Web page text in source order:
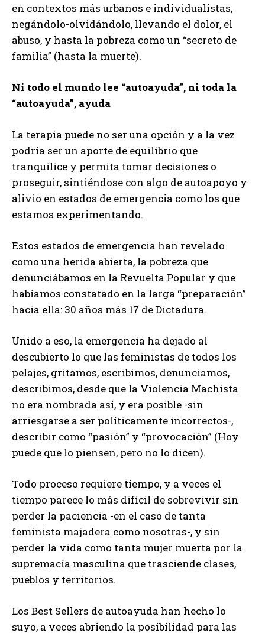
en contextos más urbanos e individualistas,
negándolo-olvidándolo, llevando el dolor, el
abuso, y hasta la pobreza como un “secreto de
familia” (hasta la muerte).
Ni todo el mundo lee “autoayuda”, ni toda la
“autoayuda”, ayuda
La terapia puede no ser una opción y a la vez
podría ser un aporte de equilibrio que
tranquilice y permita tomar decisiones o
proseguir, sintiéndose con algo de autoapoyo y
alivio en estados de emergencia como los que
estamos experimentando.
Estos estados de emergencia han revelado
como una herida abierta, la pobreza que
denunciábamos en la Revuelta Popular y que
habíamos constatado en la larga “preparación”
hacia ella: 30 años más 17 de Dictadura.
Unido a eso, la emergencia ha dejado al
descubierto lo que las feministas de todos los
pelajes, gritamos, escribimos, denunciamos,
describimos, desde que la Violencia Machista
no era nombrada así, y era posible -sin
arriesgarse a ser políticamente incorrectos-,
describir como “pasión” y “provocación” (Hoy
puede que lo piensen, pero no lo dicen).
Todo proceso requiere tiempo, y a veces el
tiempo parece lo más difícil de sobrevivir sin
perder la paciencia -en el caso de tanta
feminista majadera como nosotras-, y sin
perder la vida como tanta mujer muerta por la
supremacía masculina que trasciende clases,
pueblos y territorios.
Los Best Sellers de autoayuda han hecho lo
suyo, a veces abriendo la posibilidad para las